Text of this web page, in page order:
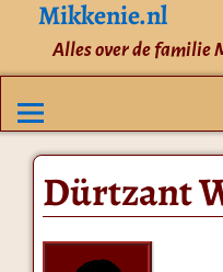
Mikkenie.nl
Alles over de familie
Dürtzant